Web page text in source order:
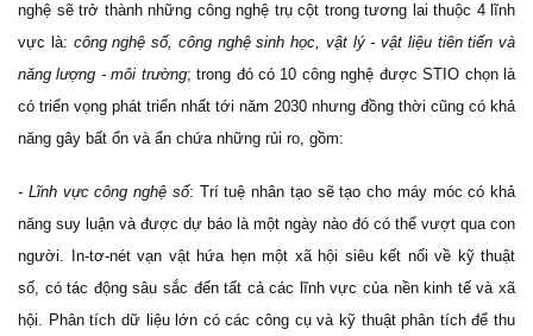
nghệ sẽ trở thành những công nghệ trụ cột trong tương lai thuộc 4 lĩnh
vực là: công nghệ số, công nghệ sinh học, vật lý - vật liệu tiên tiến và
năng lượng - môi trường; trong đó có 10 công nghệ được STIO chọn là
có triển vọng phát triển nhất tới năm 2030 nhưng đồng thời cũng có khả
năng gây bất ổn và ẩn chứa những rủi ro, gồm:
- Lĩnh vực công nghệ số: Trí tuệ nhân tạo sẽ tạo cho máy móc có khả
năng suy luận và được dự báo là một ngày nào đó có thể vượt qua con
người. In-tơ-nét vạn vật hứa hẹn một xã hội siêu kết nối về kỹ thuật
số, có tác động sâu sắc đến tất cả các lĩnh vực của nền kinh tế và xã
hội. Phân tích dữ liệu lớn có các công cụ và kỹ thuật phân tích để thu